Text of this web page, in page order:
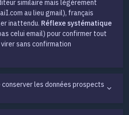
similaire mais légèrement
au lieu gmail), français
inattendu. Réflexe systématique
celui email) pour confirmer tout
sans confirmation
les données prospects